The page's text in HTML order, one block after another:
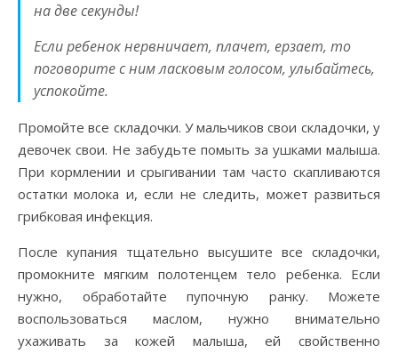
на две секунды!
Если ребенок нервничает, плачет, ерзает, то
поговорите с ним ласковым голосом, улыбайтесь,
успокойте.
Промойте все складочки. У мальчиков свои складочки, у
девочек свои. Не забудьте помыть за ушками малыша.
При кормлении и срыгивании там часто скапливаются
остатки молока и, если не следить, может развиться
грибковая инфекция.
После купания тщательно высушите все складочки,
промокните мягким полотенцем тело ребенка. Если
нужно, обработайте пупочную ранку. Можете
воспользоваться маслом, нужно внимательно
ухаживать за кожей малыша, ей свойственно